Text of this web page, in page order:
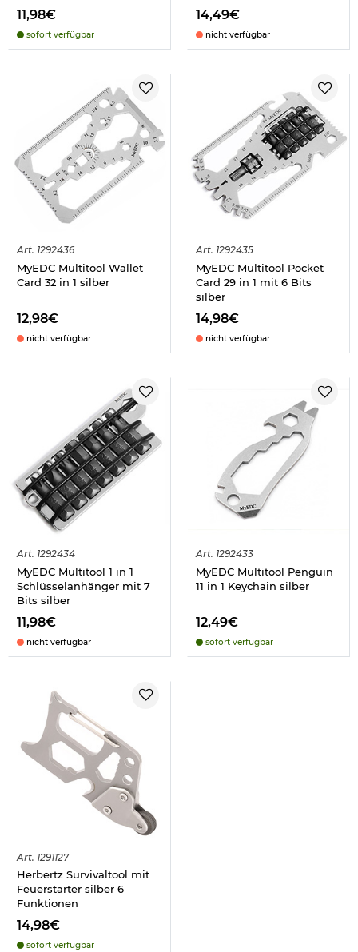
11,98€
sofort verfügbar
14,49€
nicht verfügbar
Art. 1292436
MyEDC Multitool Wallet
Card 32 in 1 silber
12,98€
nicht verfügbar
Art. 1292435
MyEDC Multitool Pocket
Card 29 in 1 mit 6 Bits
silber
14,98€
nicht verfügbar
Art. 1292434
MyEDC Multitool 1 in 1
Schlüsselanhänger mit 7
Bits silber
11,98€
nicht verfügbar
Art. 1292433
MyEDC Multitool Penguin
11 in 1 Keychain silber
12,49€
sofort verfügbar
Art. 1291127
Herbertz Survivaltool mit
Feuerstarter silber 6
Funktionen
14,98€
sofort verfügbar